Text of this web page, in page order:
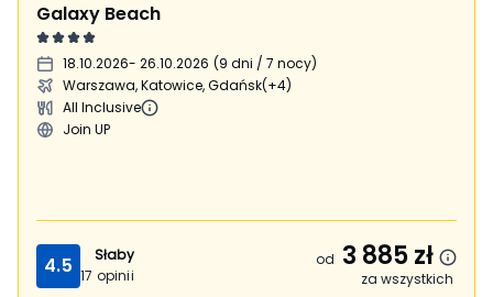
Galaxy Beach
18.10.2026- 26.10.2026 (9 dni / 7 nocy)
Warszawa, Katowice, Gdańsk(+4)
All Inclusive
Join UP
4.5
Słaby
17 opinii
od 3 885zł
za wszystkich